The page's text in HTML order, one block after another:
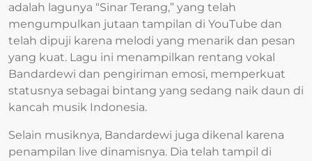
adalah lagunya “Sinar Terang,” yang telah
mengumpulkan jutaan tampilan di YouTube dan
telah dipuji karena melodi yang menarik dan pesan
yang kuat. Lagu ini menampilkan rentang vokal
Bandardewi dan pengiriman emosi, memperkuat
statusnya sebagai bintang yang sedang naik daun di
kancah musik Indonesia.
Selain musiknya, Bandardewi juga dikenal karena
penampilan live dinamisnya. Dia telah tampil di